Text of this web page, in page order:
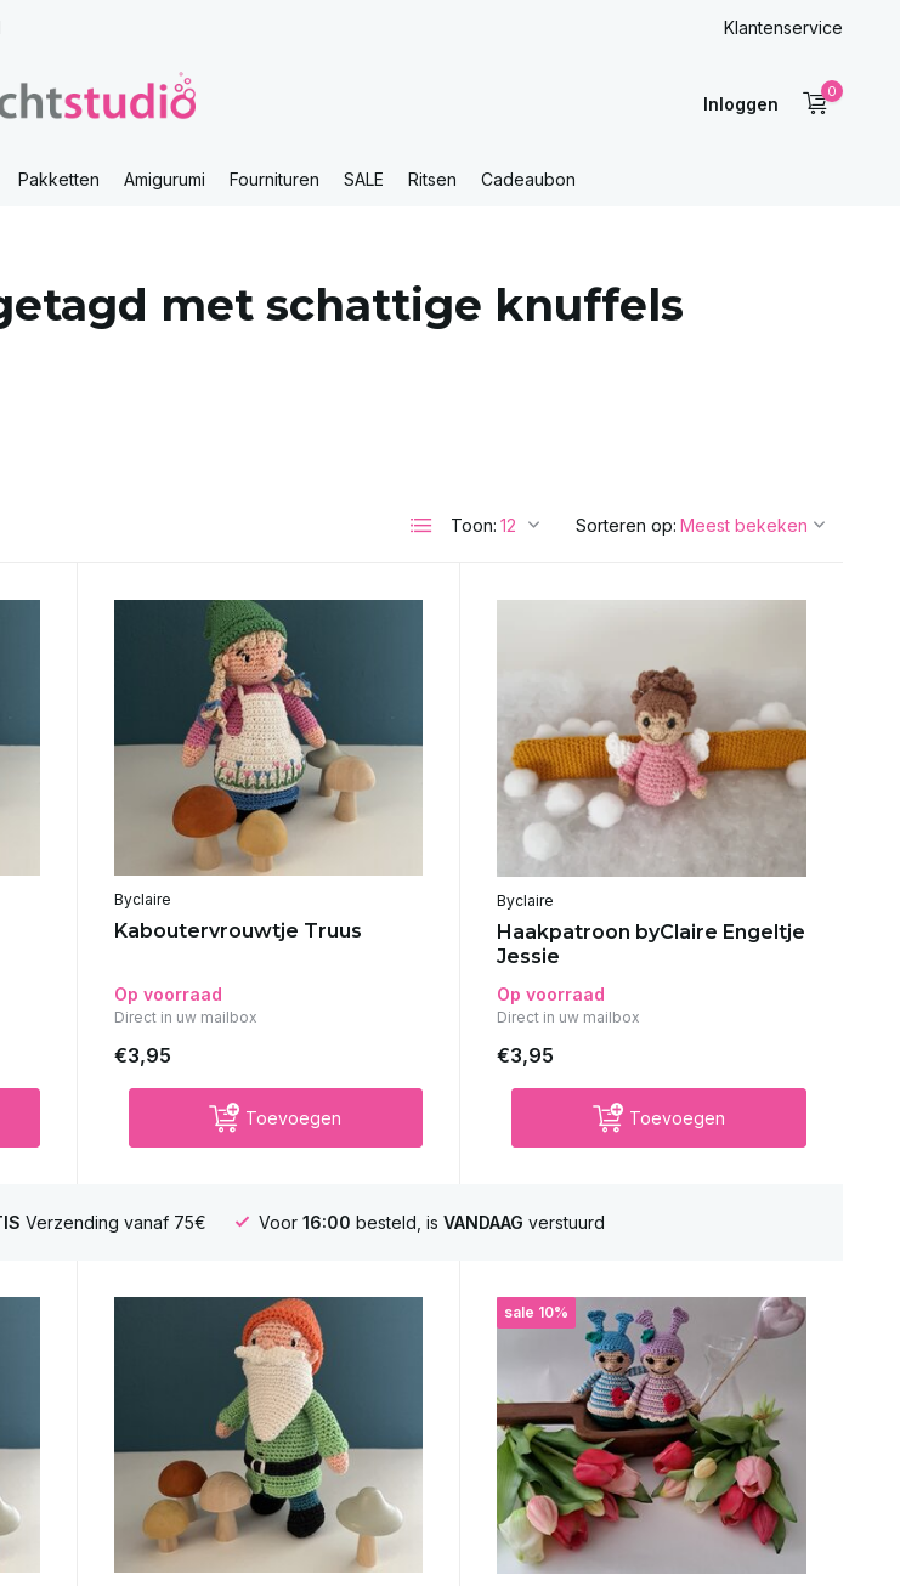
Klantenservice
Inloggen
0
Pakketten Amigurumi Fournituren SALE Ritsen Cadeaubon
met schattige knuffels
Toon: Sorteren op:
Byclaire
Kaboutervrouwtje Truus
Op voorraad
Direct in uw mailbox
€3,95
Toevoegen
Byclaire
Haakpatroon byClaire Engeltje
Jessie
Op voorraad
Direct in uw mailbox
€3,95
Toevoegen
Verzending vanaf 75€ Voor 16:00 besteld, is VANDAAG verstuurd
sale 10%